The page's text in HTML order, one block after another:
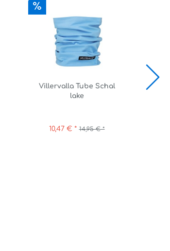
Villervalla Tube Schal
lake
10,47 € * 14,95 € *